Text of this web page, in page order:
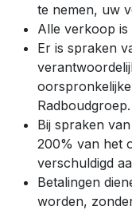
te nemen, uw
Alle verkoop is
Er is spraken
Radboudgroep.
Bij spraken
200% van het
verschuldigd
Betalingen
worden,